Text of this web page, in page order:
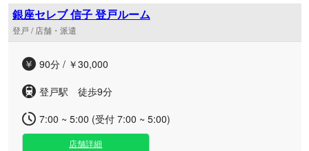
銀座セレブ 信子 登戸ルーム
登戸 / 店舗・派遣
90分 / ￥30,000
登戸駅 徒歩9分
7:00 ~ 5:00 (受付 7:00 ~ 5:00)
店舗詳細